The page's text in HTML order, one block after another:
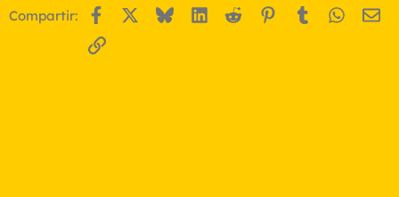
Compartir: Facebook BlueskyLinkedIn
Reddit Pinterest
Tumblr
Enlace